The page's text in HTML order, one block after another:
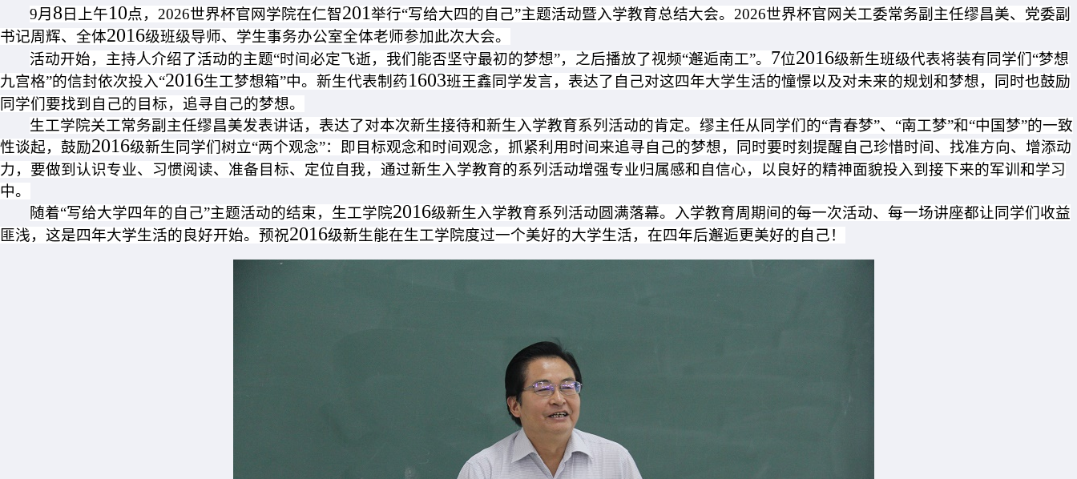
9月 8 日上午10点，2026世界杯官网学院在仁智201举行“写给大四的自己”主题活动暨入学教育总结大会。2026世界杯官网关工委常务副主任缪昌美、党委副
书记周辉、全体2016级班级导师、学生事务办公室全体老师参加此次大会。
活动开始，主持人介绍了活动的主题“时间必定飞逝，我们能否坚守最初的梦想”，之后播放了视频“邂逅南工”。 7位2016级新生班级代表将装有同学们“梦想
九宫格”的信封依次投入“2016生工梦想箱”中。新生代表制药1603班王鑫同学发言，表达了自己对这四年大学生活的憧憬以及对未来的规划和梦想，同时也鼓励
同学们要找到自己的目标，追寻自己的梦想。
生工学院关工常务副主任缪昌美发表讲话，表达了对本次新生接待和新生入学教育系列活动的肯定。缪主任从同学们的“青春梦”、“南工梦”和“中国梦”的一致
性谈起，鼓励2016级新生同学们树立“两个观念”：即目标观念和时间观念，抓紧利用时间来追寻自己的梦想，同时要时刻提醒自己珍惜时间、找准方向、增添动
力，要做到认识专业、习惯阅读、准备目标、定位自我，通过新生入学教育的系列活动增强专业归属感和自信心，以良好的精神面貌投入到接下来的军训和学习
中。
随着“写给大学四年的自己”主题活动的结束，生工学院2016级新生入学教育系列活动圆满落幕。入学教育周期间的每一次活动、每一场讲座都让同学们收益
匪浅，这是四年大学生活的良好开始。预祝2016级新生能在生工学院度过一个美好的大学生活，在四年后邂逅更美好的自己！